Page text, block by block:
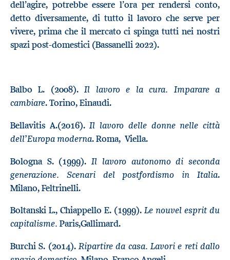
dell’agire, potrebbe essere l’ora per rendersi conto,
detto diversamente, di tutto il lavoro che serve per
vivere, prima che il mercato ci spinga tutti nei nostri
spazi post-domestici (Bassanelli 2022).
Balbo L. (2008).Il lavoro e la cura. Imparare a
cambiare. Torino, Einaudi.
Bellavitis A.(2016).Il lavoro delle donne nelle città
dell’Europa moderna. Roma, Viella.
Bologna S. (1999).Il lavoro autonomo di seconda
generazione. Scenari del postfordismo in Italia.
Milano, Feltrinelli.
Boltanski L., Chiappello E. (1999). Le nouvel esprit du
capitalisme. Paris,Gallimard.
Burchi S. (2014).Ripartire da casa. Lavori e reti dallo